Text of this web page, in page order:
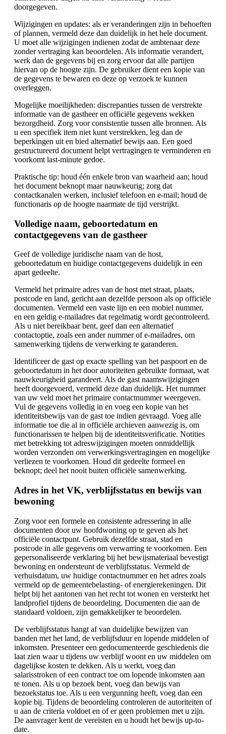
doorgegeven.
Wijzigingen en updates: als er veranderingen zijn in behoeften
of plannen, vermeld deze dan duidelijk in het hele document.
U moet alle wijzigingen indienen zodat de ambtenaar deze
zonder vertraging kan beoordelen. Als informatie verandert,
werk dan de gegevens bij en zorg ervoor dat alle partijen
hiervan op de hoogte zijn. De gebruiker dient een kopie van
de gegevens te bewaren en deze op verzoek te kunnen
overleggen.
Mogelijke moeilijkheden: discrepanties tussen de verstrekte
informatie van de gastheer en officiële gegevens wekken
bezorgdheid. Zorg voor consistentie tussen alle bronnen. Als
u een specifiek item niet kunt verstrekken, leg dan de
beperkingen uit en bied alternatief bewijs aan. Een goed
gestructureerd document helpt vertragingen te verminderen en
voorkomt last-minute gedoe.
Praktische tip: houd één enkele bron van waarheid aan; houd
het document beknopt maar nauwkeurig; zorg dat
contactkanalen werken, inclusief telefoon en e-mail; houd de
functionaris op de hoogte naarmate de tijd verstrijkt.
Volledige naam, geboortedatum en
contactgegevens van de gastheer
Geef de volledige juridische naam van de host,
geboortedatum en huidige contactgegevens duidelijk in een
apart gedeelte.
Vermeld het primaire adres van de host met straat, plaats,
postcode en land, gericht aan dezelfde persoon als op officiële
documenten. Vermeld een vaste lijn en een mobiel nummer,
en een geldig e-mailadres dat regelmatig wordt gecontroleerd.
Als u niet bereikbaar bent, geef dan een alternatief
contactoptie, zoals een ander nummer of e-mailadres, om
samenwerking tijdens de verwerking te garanderen.
Identificeer de gast op exacte spelling van het paspoort en de
geboortedatum in het door autoriteiten gebruikte formaat, wat
nauwkeurigheid garandeert. Als de gast naamswijzigingen
heeft doorgevoerd, vermeld deze dan duidelijk. Het nummer
van uw veld moet het primaire contactnummer weergeven.
Vul de gegevens volledig in en voeg een kopie van het
identiteitsbewijs van de gast toe indien gevraagd. Voeg alle
informatie toe die al in officiële archieven aanwezig is, om
functionarissen te helpen bij de identiteitsverificatie. Notities
met betrekking tot adreswijzigingen moeten onmiddellijk
worden verzonden om verwerkingsvertragingen en mogelijke
verliezen te voorkomen. Houd dit gedeelte formeel en
beknopt; deel het nooit buiten officiële samenwerking.
Adres in het VK, verblijfsstatus en bewijs van
bewoning
Zorg voor een formele en consistente adressering in alle
documenten door uw hoofdwoning op te geven als het
officiële contactpunt. Gebruik dezelfde straat, stad en
postcode in alle gegevens om verwarring te voorkomen. Een
gepersonaliseerde verklaring bij het bewijsmateriaal bevestigt
bewoning en ondersteunt de verblijfsstatus. Vermeld de
verhuisdatum, uw huidige contactnummer en het adres zoals
vermeld op de gemeentebelasting- of energierekeningen. Dit
helpt bij het aantonen van het recht tot wonen en versterkt het
landprofiel tijdens de beoordeling. Documenten die aan de
standaard voldoen, zijn gemakkelijker te beoordelen.
De verblijfsstatus hangt af van duidelijke bewijzen van
banden met het land, de verblijfsduur en lopende middelen of
inkomsten. Presenteer een gedocumenteerde geschiedenis die
laat zien waar u tijdens uw verblijf woont en uw middelen om
dagelijkse kosten te dekken. Als u werkt, voeg dan
salarisstroken of een contract toe om lopende inkomsten aan
te tonen. Als u op bezoek bent, voeg dan bewijs van
bezoekstatus toe. Als u een vergunning heeft, voeg dan een
kopie bij. Tijdens de beoordeling controleren de autoriteiten of
u aan de criteria voldoet en of er geen problemen met u zijn.
De aanvrager kent de vereisten en u houdt het bewijs up-to-
date.